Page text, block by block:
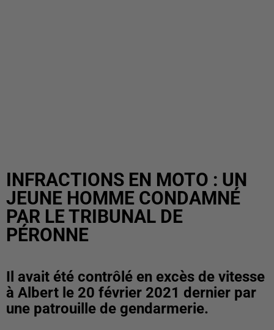
INFRACTIONS EN MOTO : UN
JEUNE HOMME CONDAMNÉ
PAR LE TRIBUNAL DE
PÉRONNE
Il avait été contrôlé en excès de vitesse
à Albert le 20 février 2021 dernier par
une patrouille de gendarmerie.